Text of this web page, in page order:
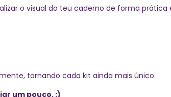
o visual do teu caderno de forma prática
tornando cada kit ainda mais único.
um pouco. :)